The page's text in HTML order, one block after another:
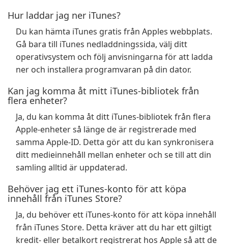
Hur laddar jag ner iTunes?
Du kan hämta iTunes gratis från Apples webbplats.
Gå bara till iTunes nedladdningssida, välj ditt
operativsystem och följ anvisningarna för att ladda
ner och installera programvaran på din dator.
Kan jag komma åt mitt iTunes-bibliotek från
flera enheter?
Ja, du kan komma åt ditt iTunes-bibliotek från flera
Apple-enheter så länge de är registrerade med
samma Apple-ID. Detta gör att du kan synkronisera
ditt medieinnehåll mellan enheter och se till att din
samling alltid är uppdaterad.
Behöver jag ett iTunes-konto för att köpa
innehåll från iTunes Store?
Ja, du behöver ett iTunes-konto för att köpa innehåll
från iTunes Store. Detta kräver att du har ett giltigt
kredit- eller betalkort registrerat hos Apple så att de